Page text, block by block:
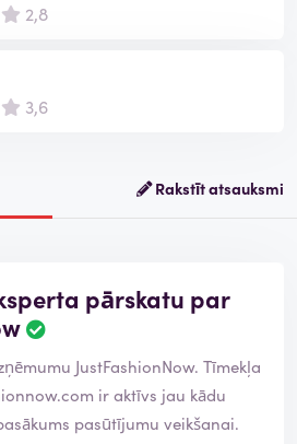
2,8
3,6
Rakstīt atsauksmi
pārskatu par
JustFashionNow. Tīmekļa
ir aktīvs jau kādu
pasūtījumu veikšanai.